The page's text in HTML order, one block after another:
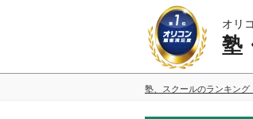
オリ
塾
塾、スクールのランキング